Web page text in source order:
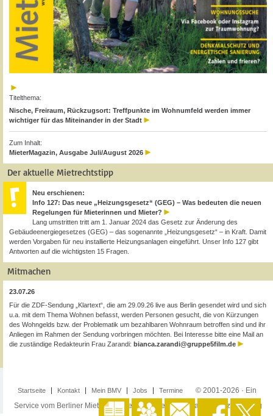
Titelthema:
Nische, Freiraum, Rückzugsort: Treffpunkte im Wohnumfeld werden immer
wichtiger für das Miteinander in der Stadt
Zum Inhalt:
MieterMagazin, Ausgabe Juli/August 2026
Der aktuelle Mietrechtstipp
Neu erschienen:
Info 127: Das neue „Heizungsgesetz“ (GEG) – Was bedeuten die neuen
Regelungen für Mieterinnen und Mieter?
Lang umstritten tritt am 1. Januar 2024 das Gesetz zur Änderung des
Gebäudeenergiegesetzes (GEG) – das sogenannte „Heizungsgesetz“ – in Kraft. Damit
werden Vorgaben für neu installierte Heizungsanlagen eingeführt. Unser Info 127 gibt
Antworten auf die wichtigsten 15 Fragen.
Mitmachen
23.07.26
Für die ZDF-Sendung „Klartext“, die am 29.09.26 live aus Berlin gesendet wird und sich
u.a. mit dem Thema Wohnen befasst, werden Personen gesucht, die von Kürzungen
des Wohngelds bzw. der Problematik um bezahlbaren Wohnraum betroffen sind und ihr
Anliegen im Rahmen der Sendung vorbringen möchten. Bei Interesse bitte eine Mail an
die zuständige Redakteurin Frau Zarandi: bianca.zarandi@gruppe5film.de
Startseite Kontakt Mein BMV Jobs Termine
© 2001-2026 · Ein
Service vom Berliner Mieterverein e.V. ·Impressum·Datenschutzerklärung